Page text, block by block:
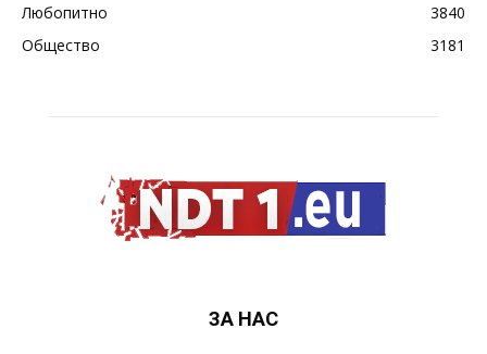
Любопитно
3840
Общество
3181
ЗА НАС